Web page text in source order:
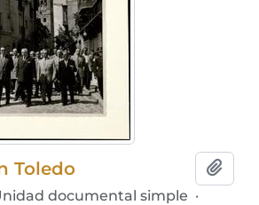
Toledo
documental simple ·